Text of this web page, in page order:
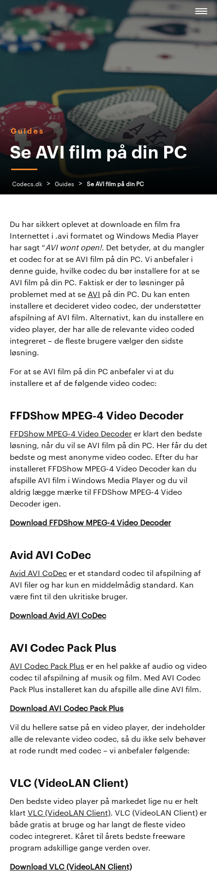
Guides
Se AVI film på din PC
Codecs.dk > Guides > Se AVI film på din PC
Du har sikkert oplevet at downloade en film fra
Internettet i .avi formatet og Windows Media Player
har sagt “AVI wont open!. Det betyder, at du mangler
et codec for at se AVI film på din PC. Vi anbefaler i
denne guide, hvilke codec du bør installere for at se
AVI film på din PC. Faktisk er der to løsninger på
problemet med at se AVI
på din PC. Du kan enten
installere et decideret video codec, der understøtter
afspilning af AVI film. Alternativt, kan du installere en
video player, der har alle de relevante video coded
integreret – de fleste brugere vælger den sidste
løsning.
For at se AVI film på din PC anbefaler vi at du
installere et af de følgende video codec:
FFDShow MPEG-4 Video Decoder
FFDShow MPEG-4 Video Decoder er klart den bedste
løsning, når du vil se AVI film på din PC. Her får du det
bedste og mest anonyme video codec. Efter du har
installeret FFDShow MPEG-4 Video Decoder kan du
afspille AVI film i Windows Media Player og du vil
aldrig lægge mærke til FFDShow MPEG-4 Video
Decoder igen.
Download FFDShow MPEG-4 Video Decoder
Avid AVI CoDec
Avid AVI CoDec er et standard codec til afspilning af
AVI filer og har kun en middelmådig standard. Kan
være fint til den ukritiske bruger.
Download Avid AVI CoDec
AVI Codec Pack Plus
AVI Codec Pack Plus er en hel pakke af audio og video
codec til afspilning af musik og film. Med AVI Codec
Pack Plus installeret kan du afspille alle dine AVI film.
Download AVI Codec Pack Plus
Vil du hellere satse på en video player, der indeholder
alle de relevante video codec, så du ikke selv behøver
at rode rundt med codec – vi anbefaler følgende:
VLC (VideoLAN Client)
Den bedste video player på markedet lige nu er helt
klart VLC (VideoLAN Client). VLC (VideoLAN Client) er
både gratis at bruge og har langt de fleste video
codec integreret. Kåret til årets bedste freeware
program adskillige gange verden over.
Download VLC (VideoLAN Client)